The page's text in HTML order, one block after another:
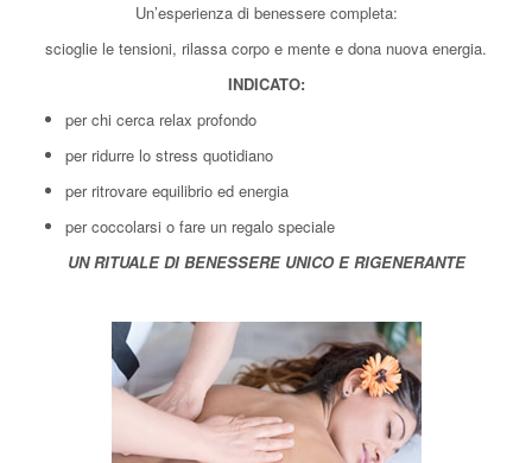
Un’esperienza di benessere completa:
scioglie le tensioni, rilassa corpo e mente e dona nuova energia.
INDICATO:
per chi cerca relax profondo
per ridurre lo stress quotidiano
per ritrovare equilibrio ed energia
per coccolarsi o fare un regalo speciale
UN RITUALE DI BENESSERE UNICO E RIGENERANTE